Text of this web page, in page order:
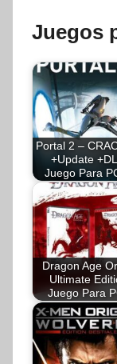
Juegos
Portal 2 –
+Update
Juego Para
Dragon Age
Ultimate
Juego Para